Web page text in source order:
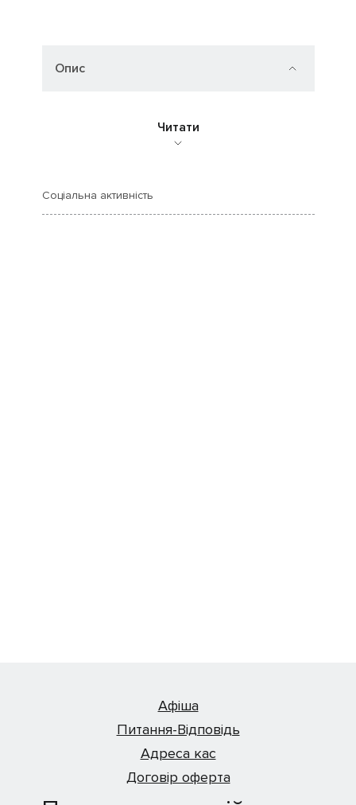
Опис
Читати
Соціальна активність
Афіша
Питання-Відповідь
Адреса кас
Договір оферта